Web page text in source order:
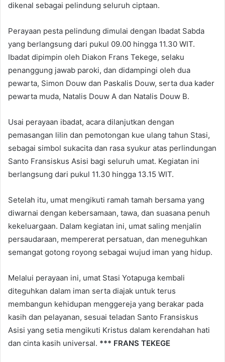
dikenal sebagai pelindung seluruh ciptaan.
Perayaan pesta pelindung dimulai dengan Ibadat Sabda
yang berlangsung dari pukul 09.00 hingga 11.30 WIT.
Ibadat dipimpin oleh Diakon Frans Tekege, selaku
penanggung jawab paroki, dan didampingi oleh dua
pewarta, Simon Douw dan Paskalis Douw, serta dua kader
pewarta muda, Natalis Douw A dan Natalis Douw B.
Usai perayaan ibadat, acara dilanjutkan dengan
pemasangan lilin dan pemotongan kue ulang tahun Stasi,
sebagai simbol sukacita dan rasa syukur atas perlindungan
Santo Fransiskus Asisi bagi seluruh umat. Kegiatan ini
berlangsung dari pukul 11.30 hingga 13.15 WIT.
Setelah itu, umat mengikuti ramah tamah bersama yang
diwarnai dengan kebersamaan, tawa, dan suasana penuh
kekeluargaan. Dalam kegiatan ini, umat saling menjalin
persaudaraan, mempererat persatuan, dan meneguhkan
semangat gotong royong sebagai wujud iman yang hidup.
Melalui perayaan ini, umat Stasi Yotapuga kembali
diteguhkan dalam iman serta diajak untuk terus
membangun kehidupan menggereja yang berakar pada
kasih dan pelayanan, sesuai teladan Santo Fransiskus
Asisi yang setia mengikuti Kristus dalam kerendahan hati
dan cinta kasih universal. *** FRANS TEKEGE